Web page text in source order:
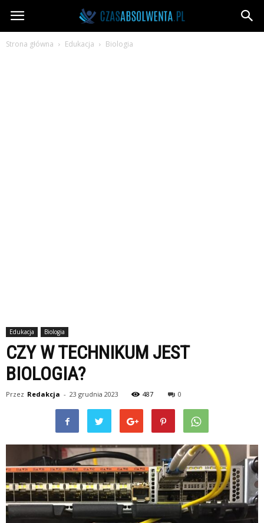
CzasAbsolwenta.pl
Strona główna Edukacja Biologia
Edukacja Biologia
CZY W TECHNIKUM JEST
BIOLOGIA?
Przez Redakcja - 23 grudnia 2023 487 0